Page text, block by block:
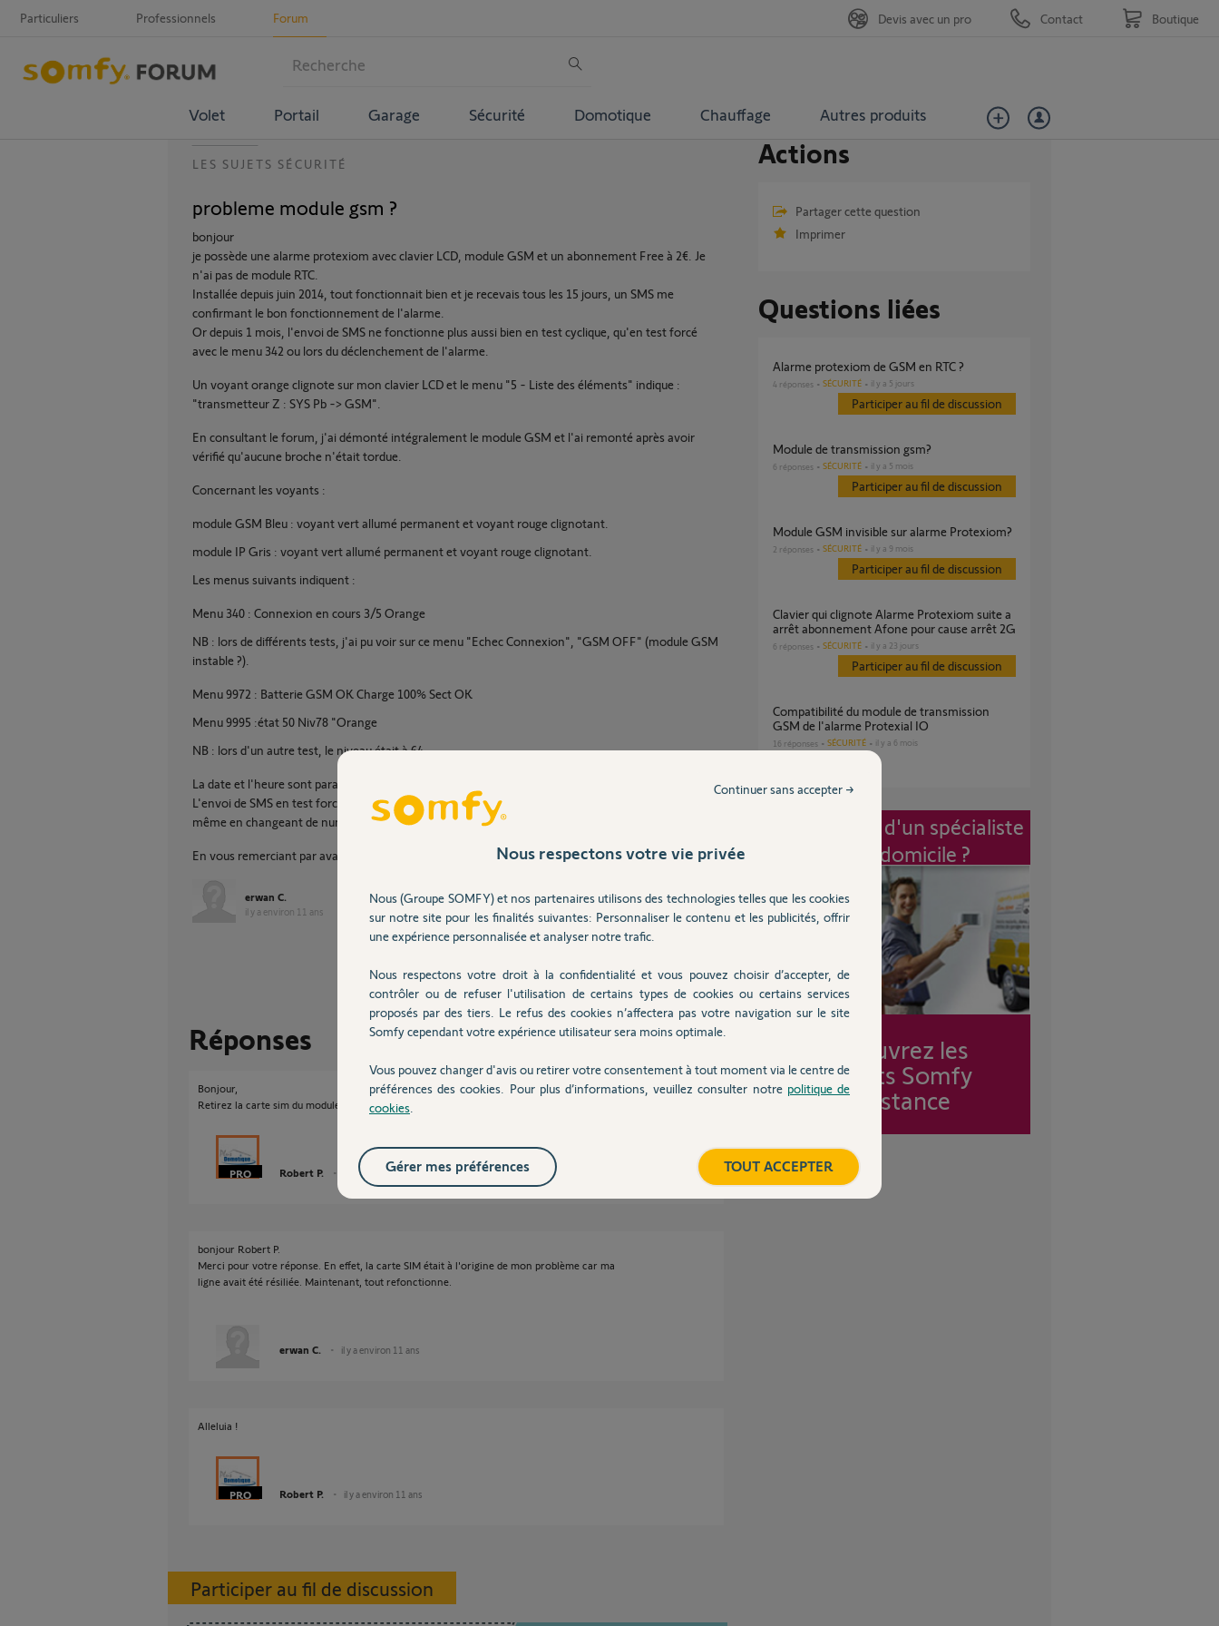
Particuliers Professionnels Forum
Volet Portail Garage Sécurité Domotique Chauffage Autres produits
Devis avec un pro Contact Boutique
LES SUJETS SÉCURITÉ
probleme module gsm ?
bonjour
je possède une alarme protexiom avec clavier LCD, module GSM et un abonnement Free à 2€. Je
n'ai pas de module RTC.
Installée depuis juin 2014, tout fonctionnait bien et je recevais tous les 15 jours, un SMS me
confirmant le bon fonctionnement de l'alarme.
Or depuis 1 mois, l'envoi de SMS ne fonctionne plus aussi bien en test cyclique, qu'en test forcé
avec le menu 342 ou lors du déclenchement de l'alarme.
Un voyant orange clignote sur mon clavier LCD et le menu "5 - Liste des éléments" indique :
"transmetteur Z : SYS Pb -> GSM".
En consultant le forum, j'ai démonté intégralement le module GSM et l'ai remonté après avoir
vérifié qu'aucune broche n'était tordue.
Concernant les voyants :
module GSM Bleu : voyant vert allumé permanent et voyant rouge clignotant.
module IP Gris : voyant vert allumé permanent et voyant rouge clignotant.
Les menus suivants indiquent :
Menu 340 : Connexion en cours 3/5 Orange
NB : lors de différents tests, j'ai pu voir sur ce menu "Echec Connexion", "GSM OFF" (module GSM
instable ?).
Menu 9972 : Batterie GSM OK Charge 100% Sect OK
Menu 9995 :état 50 Niv78 "Orange
NB : lors d'un autre test, le niveau était à 64.
La date et l'heure sont paramétrées ainsi que deux numéros de destinataires.
L'envoi de SMS en test forcé avec le menu 342 m'indique OK mais aucune réception de message
même en changeant de numéro de destinataire.
En vous remerciant par avance pour votre aide.
erwan C.
il y a environ 11 ans
Participer au fil de discussion
Réponses
Bonjour,
Retirez la carte sim du module gsm et essayez la avec un tél portable.
Robert P. il y a environ 11 ans
bonjour Robert P.
Merci pour votre réponse. En effet, la carte SIM était à l'origine de mon problème car ma
ligne avait été résiliée. Maintenant, tout refonctionne.
erwan C. il y a environ 11 ans
Alleluia !
Robert P. il y a environ 11 ans
Participer au fil de discussion
Actions
Partager cette question
Imprimer
Questions liées
Alarme protexiom de GSM en RTC ?
4 réponses SÉCURITÉ il y a 5 jours
Participer au fil de discussion
module de transmission gsm?
6 réponses SÉCURITÉ il y a 5 mois
Participer au fil de discussion
Module GSM invisible sur alarme Protexiom?
2 réponses SÉCURITÉ il y a 9 mois
Participer au fil de discussion
Clavier qui clignote Alarme Protexiom suite a
arrêt abonnement Afone pour cause arrêt 2G
6 réponses SÉCURITÉ il y a 23 jours
Participer au fil de discussion
compatibilité du module de transmission
GSM de l'alarme Protexial IO
16 réponses SÉCURITÉ il y a 6 mois
Intervention d'un spécialiste
à mon domicile ?
Découvrez les
forfaits Somfy
Assistance
Nous respectons votre vie privée
Nous (Groupe SOMFY) et nos partenaires utilisons des technologies telles que les cookies
sur notre site pour les finalités suivantes: Personnaliser le contenu et les publicités, offrir
une expérience personnalisée et analyser notre trafic.
Nous respectons votre droit à la confidentialité et vous pouvez choisir d’accepter, de
contrôler ou de refuser l'utilisation de certains types de cookies ou certains services
proposés par des tiers. Le refus des cookies n’affectera pas votre navigation sur le site
Somfy cependant votre expérience utilisateur sera moins optimale.
Vous pouvez changer d'avis ou retirer votre consentement à tout moment via le centre de
préférences des cookies. Pour plus d’informations, veuillez consulter notre politique de
cookies
Continuer sans accepter →
TOUT ACCEPTER
Gérer mes préférences